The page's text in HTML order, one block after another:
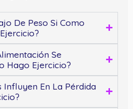
De Peso Si Como
Se
Hago Ejercicio?
Influyen En La Pérdida